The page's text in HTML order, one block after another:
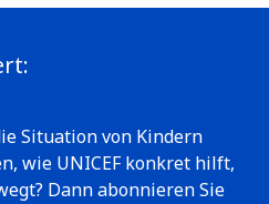
Situation von Kindern
wie UNICEF konkret hilft,
Dann abonnieren Sie